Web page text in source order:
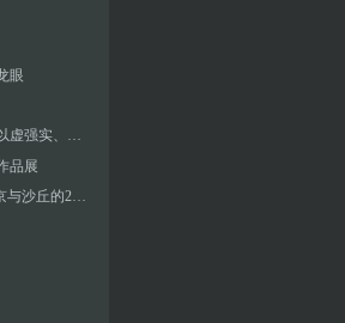
眼
2023连州国际摄影年展：时光机器、以虚强实、同行际遇、降河洄游
品展
UCCA年度展览计划︱10场展览，北京与沙丘的2024